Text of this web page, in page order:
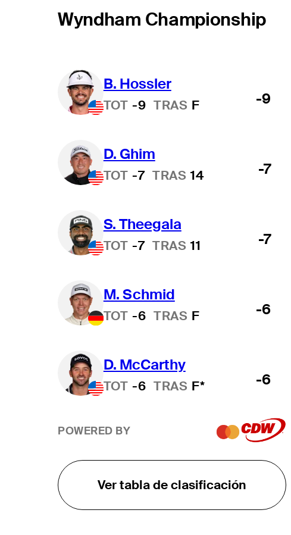
Wyndham Championship
B. Hossler
TOT -9 TRAS F -9
D. Ghim
TOT -7 TRAS 14 -7
S. Theegala
TOT -7 TRAS 11 -7
M. Schmid
TOT -6 TRAS F -6
D. McCarthy
TOT -6 TRAS F* -6
POWERED BY
Ver tabla de clasificación